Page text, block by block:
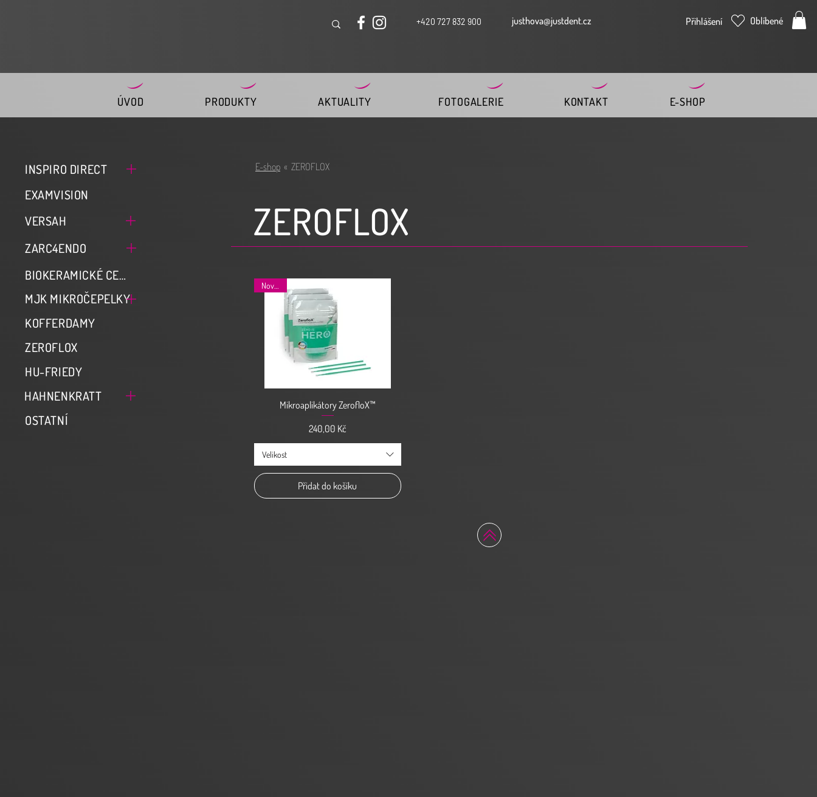
+420 727 832 900 Přihlášení
justhova@justdent.cz Oblíbené
INSPIRO DIRECT
EXAMVISION
VERSAH
ZARC4ENDO
MJK MIKROČEPELKY
BIOKERAMICKÉ CEMENTY ZARC
KOFFERDAMY
ZEROFLOX
HU-FRIEDY
HAHNENKRATT
OSTATNÍ
E-shop « ZEROFLOX
ZEROFLOX
Rychlý náhled
Novinka
Mikroaplikátory ZerofloX™
Cena
240,00 Kč
Velikost
Přidat do košíku
ÚVOD PRODUKTY AKTUALITY FOTOGALERIE KONTAKT E-SHOP